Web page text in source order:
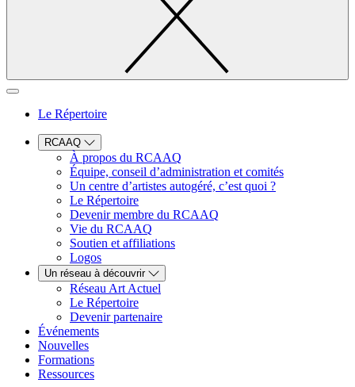
Le Répertoire
RCAAQ
À propos du RCAAQ
Équipe, conseil d’administration et comités
Un centre d’artistes autogéré, c’est quoi ?
Le Répertoire
Devenir membre du RCAAQ
Vie du RCAAQ
Soutien et affiliations
Logos
Un réseau à découvrir
Réseau Art Actuel
Le Répertoire
Devenir partenaire
Événements
Nouvelles
Formations
Ressources